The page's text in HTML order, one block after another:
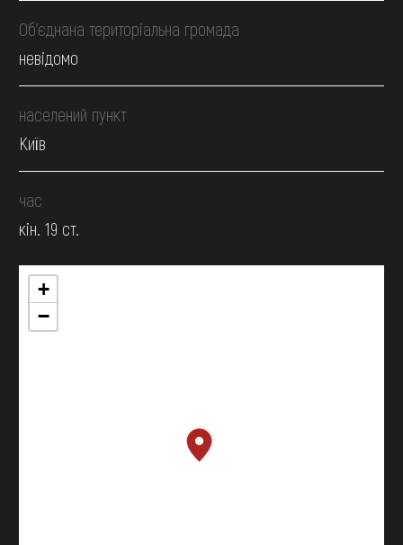
Об’єднана територіальна громада
невідомо
населений пункт
Київ
час
кін. 19 ст.
+
−